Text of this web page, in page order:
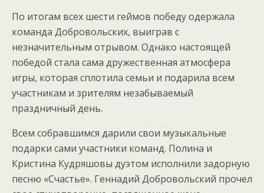
По итогам всех шести геймов победу одержала
команда Добровольских, выиграв с
незначительным отрывом. Однако настоящей
победой стала сама дружественная атмосфера
игры, которая сплотила семьи и подарила всем
участникам и зрителям незабываемый
праздничный день.
Всем собравшимся дарили свои музыкальные
подарки сами участники команд. Полина и
Кристина Кудряшовы дуэтом исполнили задорную
песню «Счастье». Геннадий Добровольский прочел